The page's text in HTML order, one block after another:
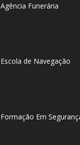
Agência Funerária
Escola de Navegação
Formação Em